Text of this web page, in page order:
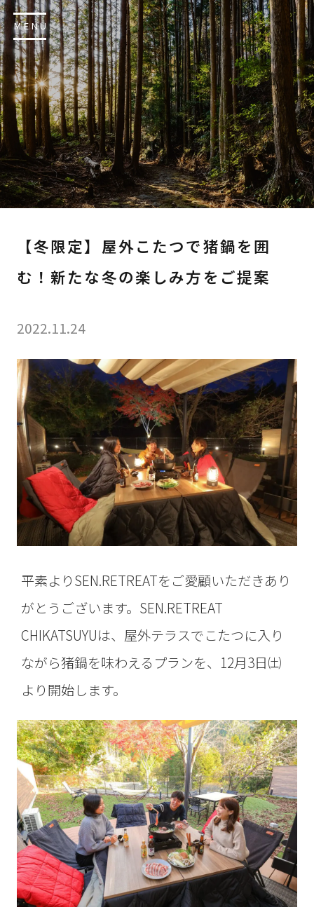
MENU
【冬限定】屋外こたつで猪鍋を囲
む！新たな冬の楽しみ方をご提案
2022.11.24
平素よりSEN.RETREATをご愛顧いただきあり
がとうございます。SEN.RETREAT
CHIKATSUYUは、屋外テラスでこたつに入り
ながら猪鍋を味わえるプランを、12月3日㈯
より開始します。